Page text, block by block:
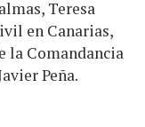
Teresa
en Canarias,
la Comandancia
Peña.